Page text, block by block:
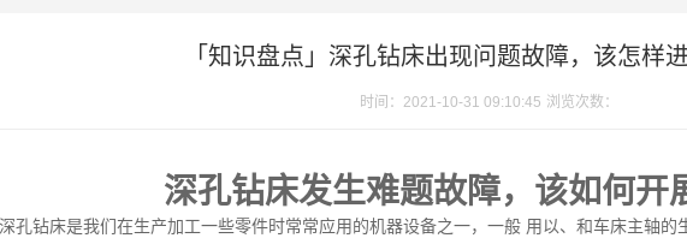
「知识盘点」深孔钻床出现问题故障，该怎样
时间：2021-10-31 09:10:45 浏览次数：
深孔钻床发生难题故障，该如何开
深孔钻床是我们在生产加工一些零件时常常应用的机器设备之一，一般 用以、和车床主轴